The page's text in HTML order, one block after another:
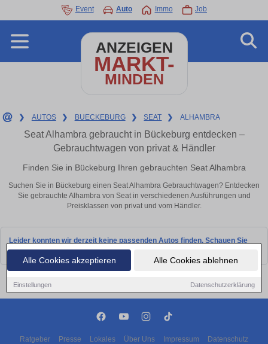
Alle Cookies akzeptieren Alle Cookies ablehnen
Einstellungen Datenschutzerklärung
Event Auto Immo Job
ANZEIGEN
MARKT-
MINDEN
❯ AUTOS ❯ BUECKEBURG ❯ SEAT ❯ ALHAMBRA
Seat Alhambra gebraucht in Bückeburg entdecken –
Gebrauchtwagen von privat & Händler
Finden Sie in Bückeburg Ihren gebrauchten Seat Alhambra
Suchen Sie in Bückeburg einen Seat Alhambra Gebrauchtwagen? Entdecken
Sie gebrauchte Alhambra von Seat in verschiedenen Ausführungen und
Preisklassen von privat und vom Händler.
Leider konnten wir derzeit keine passenden Autos finden. Schauen Sie
bald wieder vorbei!
Ratgeber Presse Lokales Über Uns Impressum Datenschutz